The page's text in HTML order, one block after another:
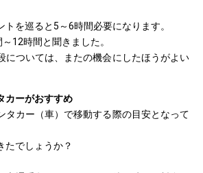
トを巡ると5～6時間必要になります。
12時間と聞きました。
については、またの機会にしたほうがよい
カーがおすすめ
タカー（車）で移動する際の目安となって
たでしょうか？